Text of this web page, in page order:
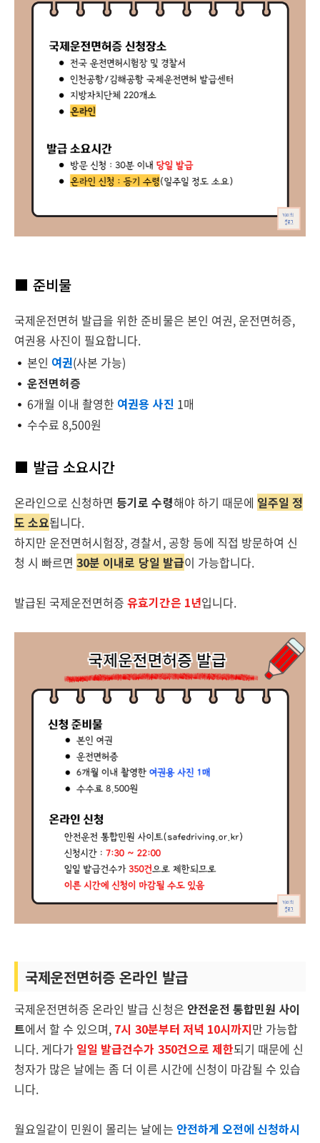
■ 준비물
국제운전면허 발급을 위한 준비물은 본인 여권, 운전면허증,
여권용 사진이 필요합니다.
본인 여권(사본 가능)
운전면허증
6개월 이내 촬영한 여권용 사진 1매
수수료 8,500원
■ 발급 소요시간
온라인으로 신청하면등기로 수령해야 하기 때문에 일주일 정
도 소요됩니다.
하지만 운전면허시험장, 경찰서, 공항 등에 직접 방문하여 신
청 시 빠르면30분 이내로 당일 발급이 가능합니다.
발급된 국제운전면허증유효기간은 1년입니다.
국제운전면허증 온라인 발급
국제운전면허증 온라인 발급 신청은 안전운전 통합민원 사이
트에서 할 수 있으며, 7시 30분부터 저녁 10시까지만 가능합
니다. 게다가 일일 발급건수가 350건으로 제한되기 때문에 신
청자가 많은 날에는 좀 더 이른 시간에 신청이 마감될 수 있습
니다.
월요일같이 민원이 몰리는 날에는 안전하게 오전에 신청하시